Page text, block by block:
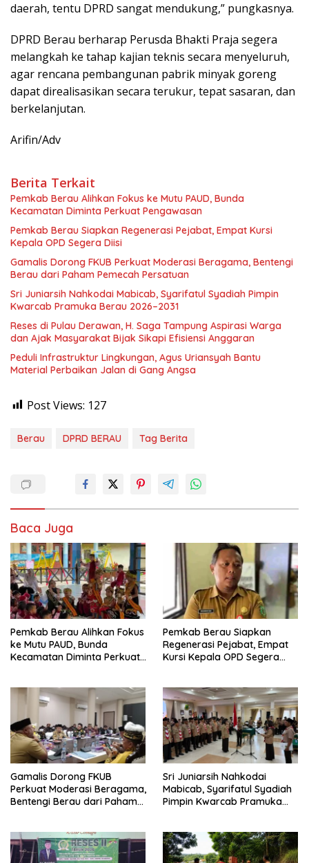
daerah, tentu DPRD sangat mendukung,” pungkasnya.
DPRD Berau berharap Perusda Bhakti Praja segera
melangkah ke tahap kajian teknis secara menyeluruh,
agar rencana pembangunan pabrik minyak goreng
dapat direalisasikan secara terukur, tepat sasaran, dan
berkelanjutan.
Arifin/Adv
Berita Terkait
Pemkab Berau Alihkan Fokus ke Mutu PAUD, Bunda
Kecamatan Diminta Perkuat Pengawasan
Pemkab Berau Siapkan Regenerasi Pejabat, Empat Kursi
Kepala OPD Segera Diisi
Gamalis Dorong FKUB Perkuat Moderasi Beragama, Bentengi
Berau dari Paham Pemecah Persatuan
Sri Juniarsih Nahkodai Mabicab, Syarifatul Syadiah Pimpin
Kwarcab Pramuka Berau 2026–2031
Reses di Pulau Derawan, H. Saga Tampung Aspirasi Warga
dan Ajak Masyarakat Bijak Sikapi Efisiensi Anggaran
Peduli Infrastruktur Lingkungan, Agus Uriansyah Bantu
Material Perbaikan Jalan di Gang Angsa
Post Views: 127
Berau DPRD BERAU Tag Berita
Baca Juga
Pemkab Berau Alihkan Fokus
ke Mutu PAUD, Bunda
Kecamatan Diminta Perkuat
Pemkab Berau Siapkan
Regenerasi Pejabat, Empat
Kursi Kepala OPD Segera
Gamalis Dorong FKUB
Perkuat Moderasi Beragama,
Bentengi Berau dari Paham
Sri Juniarsih Nahkodai
Mabicab, Syarifatul Syadiah
Pimpin Kwarcab Pramuka